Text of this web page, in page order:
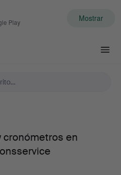
Play Mostrar
cronómetros en